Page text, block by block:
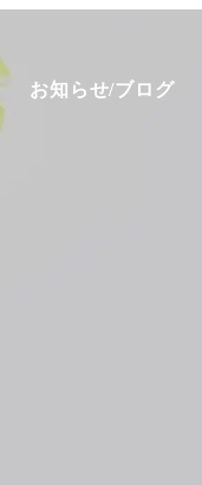
お知らせ/ブログ